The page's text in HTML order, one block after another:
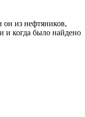
из нефтяников,
и когда было найдено